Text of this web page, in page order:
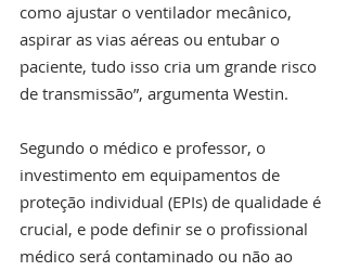
como ajustar o ventilador mecânico,
aspirar as vias aéreas ou entubar o
paciente, tudo isso cria um grande risco
de transmissão”, argumenta Westin.
Segundo o médico e professor, o
investimento em equipamentos de
proteção individual (EPIs) de qualidade é
crucial, e pode definir se o profissional
médico será contaminado ou não ao